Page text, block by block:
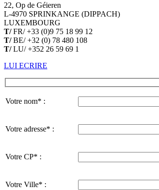
22, Op de Géieren
L-4970 SPRINKANGE (DIPPACH)
LUXEMBOURG
T/FR/ +33 (0)9 75 18 99 12
T/BE/ +32 (0) 78 480 108
T/LU/ +352 26 59 69 1
LUI ECRIRE
Votre nom* :
Votre adresse* :
Votre CP* :
Votre Ville* :